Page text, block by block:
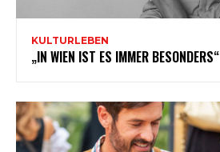
KULTURLEBEN
„IN WIEN IST ES IMMER BESONDERS“